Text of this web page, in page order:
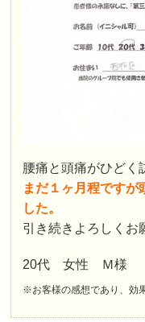
腰痛と頭痛がひどく
まだ１ヶ月程ですが
した。
引き続きよろしくお
20代 女性 Ｍ様
※お客様の感想であり、効